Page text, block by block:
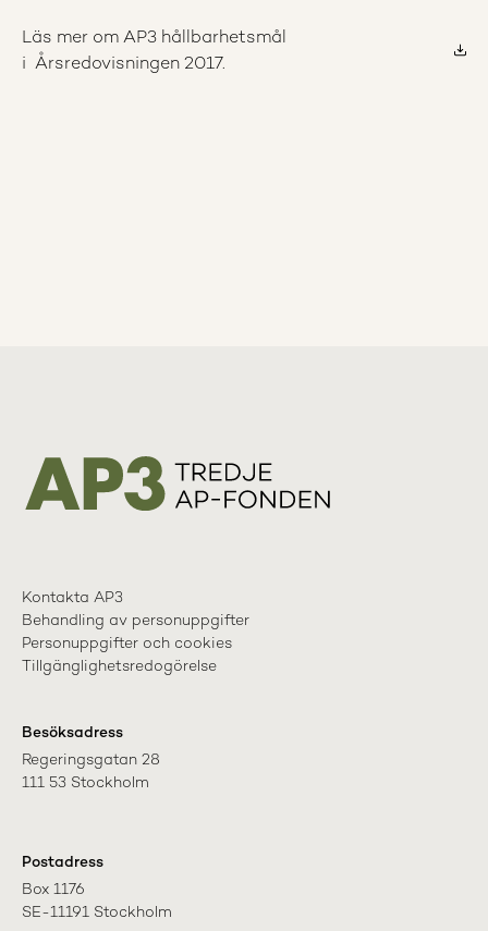
Läs mer om AP3 hållbarhetsmål
i Årsredovisningen 2017.
Kontakta AP3
Behandling av personuppgifter
Personuppgifter och cookies
Tillgänglighetsredogörelse
Besöksadress
Regeringsgatan 28
111 53 Stockholm
Postadress
Box 1176
SE-11191 Stockholm